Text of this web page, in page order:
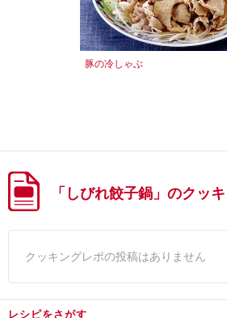
豚の冷しゃぶ
「しびれ餃子鍋」のクッ
クッキングレポの投稿はありません
レシピをさがす